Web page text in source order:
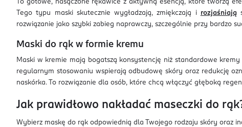
To gotowe, nasączone rękawice z aktywną esencją, które tworzą
Tego typu maski skutecznie wygładzają, zmiękczają i rozjaśniają
rozwiązanie jako szybki zabieg naprawczy, szczególnie przy bardzo
Maski do rąk w formie kremu
Maski w kremie mają bogatszą konsystencję niż standardowe
regularnym stosowaniu wspierają odbudowę skóry oraz redukcję
naskórka. To rozwiązanie dla osób, które chcą włączyć głęboką
Jak prawidłowo nakładać maseczki do
Wybierz maskę do rąk odpowiednią dla Twojego rodzaju skóry oraz